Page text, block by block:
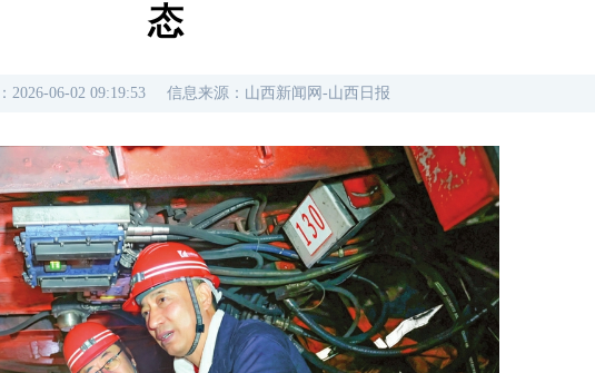
态
2026-06-02 09:19:53 信息来源： 山西新闻网-山西日报